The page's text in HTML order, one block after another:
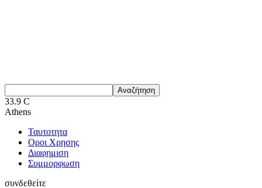
33.9 C
Athens
Ταυτοτητα
Οροι Χρησης
Διαφημιση
Συμμορφωση
συνδεθείτε